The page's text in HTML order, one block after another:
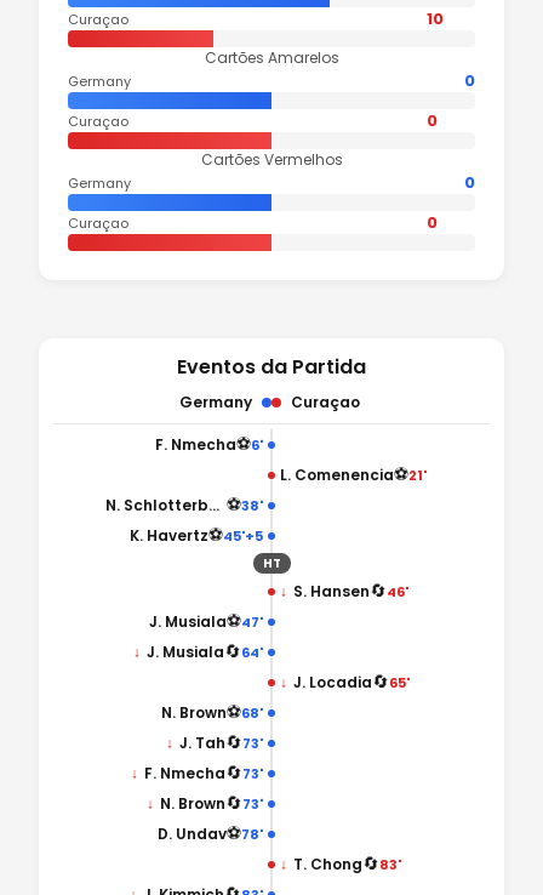
Curaçao 10
Cartões Amarelos
Germany 0
Curaçao 0
Cartões Vermelhos
Germany 0
Curaçao 0
Eventos da Partida
Germany Curaçao
6'
⚽
F. Nmecha
L. Comenencia⚽21'
38'
⚽
N. Schlotterbeck
45'+5
⚽
K. Havertz
HT
↓ S. Hansen🔄46'
47'
⚽
J. Musiala
64'
🔄
↓ J. Musiala
↓ J. Locadia🔄65'
68'
⚽
N. Brown
73'
🔄
↓ J. Tah
73'
🔄
↓ F. Nmecha
73'
🔄
↓ N. Brown
78'
⚽
D. Undav
↓ T. Chong🔄83'